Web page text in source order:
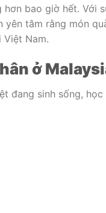
hơn bao giờ hết. Với
yên tâm rằng món
Việt Nam.
ở
đang sinh sống,